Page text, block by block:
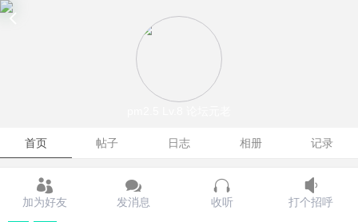
首页 帖子 日志 相册 记录
加为好友 发消息 收听 打个招呼